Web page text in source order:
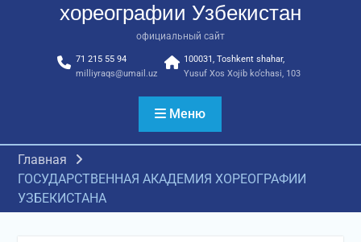
хореографии Узбекистан
официальный сайт
71 215 55 94
milliyraqs@umail.uz
100031, Toshkent shahar,
Yusuf Xos Xojib ko‘chasi, 103
Меню
Главная
ГОСУДАРСТВЕННАЯ АКАДЕМИЯ ХОРЕОГРАФИИ
УЗБЕКИСТАНА